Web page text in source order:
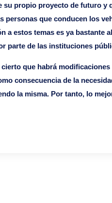
su propio proyecto de futuro
personas que conducen los
a estos temas es ya bastante
parte de las instituciones
que habrá
consecuencia de la
la misma. Por tanto, lo